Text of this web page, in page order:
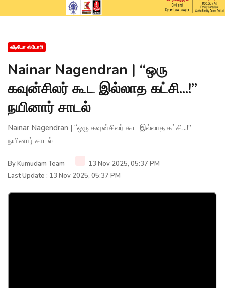
வீடியோ ஸ்டோரி
Nainar Nagendran | “ஒரு
கவுன்சிலர் கூட இல்லாத கட்சி...!”
நயினார் சாடல்
Nainar Nagendran | “ஒரு கவுன்சிலர் கூட இல்லாத கட்சி...!”
நயினார் சாடல்
ByKumudam Team
13 Nov 2025, 05:37 PM
Last Update : 13 Nov 2025, 05:37 PM